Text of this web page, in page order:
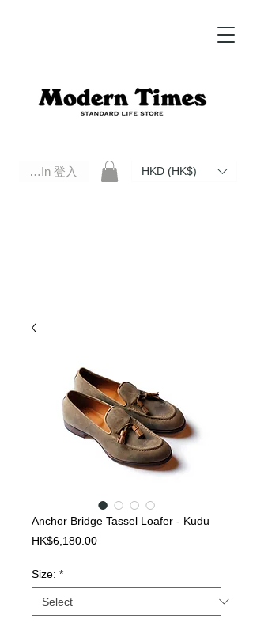
Log In 登入 HKD (HK$)
Anchor Bridge Tassel Loafer - Kudu
HK$6,180.00Price
Size: *